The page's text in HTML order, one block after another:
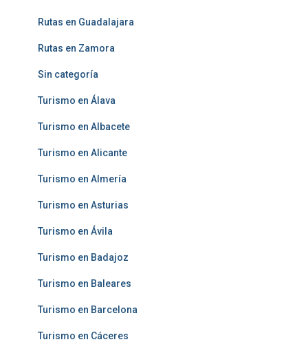
Rutas en Guadalajara
Rutas en Zamora
Sin categoría
Turismo en Álava
Turismo en Albacete
Turismo en Alicante
Turismo en Almería
Turismo en Asturias
Turismo en Ávila
Turismo en Badajoz
Turismo en Baleares
Turismo en Barcelona
Turismo en Cáceres